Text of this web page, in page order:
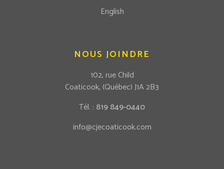
English
NOUS JOINDRE
102, rue Child
Coaticook, (Québec) J1A 2B3
Tél. : 819 849-0440
info@cjecoaticook.com